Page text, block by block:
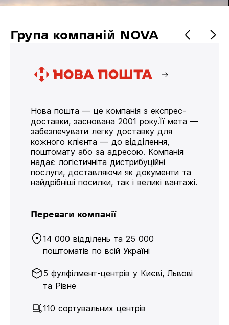
Група компаній NOVA
Нова пошта — це компанія з експрес-
доставки, заснована 2001 року.Її мета —
забезпечувати легку доставку для
кожного клієнта — до відділення,
поштомату або за адресою. Компанія
надає логістичніта дистрибуційні
послуги, доставляючи як документи та
найдрібніші посилки, так і великі вантажі.
Переваги компанії
14 000 відділень та 25 000
поштоматів по всій Україні
5 фулфілмент-центрів у Києві, Львові
та Рівне
110 сортувальних центрів